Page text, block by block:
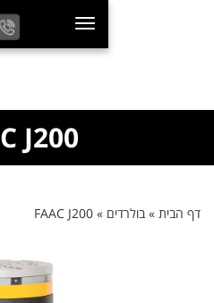
FAAC J200
»בולרדים»
FAAC J200